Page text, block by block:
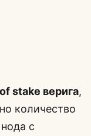
stake верига,
количество
с